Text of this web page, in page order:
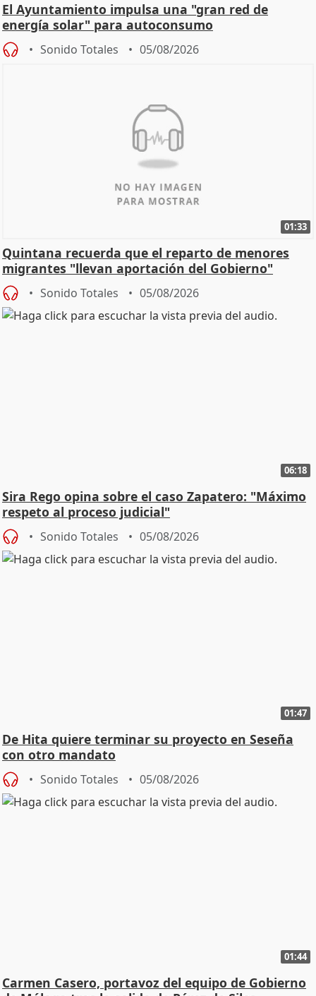
El Ayuntamiento impulsa una "gran red de
energía solar" para autoconsumo
Sonido Totales 05/08/2026
01:33
Quintana recuerda que el reparto de menores
migrantes "llevan aportación del Gobierno"
central
Sonido Totales 05/08/2026
06:18
Sira Rego opina sobre el caso Zapatero: "Máximo
respeto al proceso judicial"
Sonido Totales 05/08/2026
01:47
De Hita quiere terminar su proyecto en Seseña
con otro mandato
Sonido Totales 05/08/2026
01:44
Carmen Casero, portavoz del equipo de Gobierno